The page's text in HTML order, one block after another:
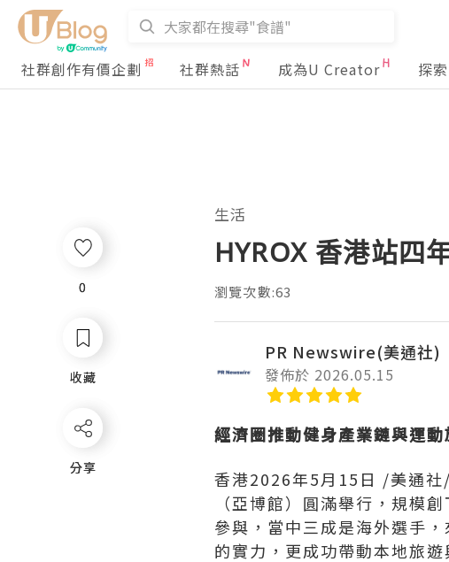
社群創作有價企劃
社群熱話 成為U Creator 探索
0
收藏
分享
生活
HYROX 香港站四
瀏覽次數:63
PR Newswire(美通社)
發佈於 2026.05.15
經濟圈推動健身產業鏈與運
香港2026年5月15日 /美通社
（亞博館）圓滿舉行，規模
參與，當中三成是海外選手
的實力，更成功帶動本地旅
0
收藏
分享